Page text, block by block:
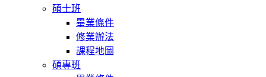
碩士班
畢業條件
修業辦法
課程地圖
碩專班